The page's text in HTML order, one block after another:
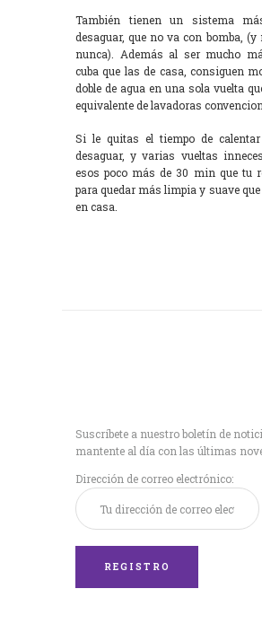
También tienen un sistema
desaguar, que no va con bomba, (y
nunca). Además al ser mucho
cuba que las de casa, consiguen
doble de agua en una sola vuelta
equivalente de lavadoras
Si le quitas el tiempo de
desaguar, y varias vueltas
esos poco más de 30 min que tu
para quedar más limpia y suave
en casa.
Suscríbete a nuestro boletín de
mantente al día con las últimas
Dirección de correo electrónico: